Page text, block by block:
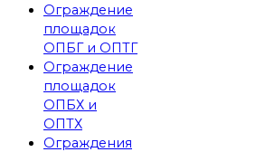
Ограждение
площадок
ОПБГ и ОПТГ
Ограждение
площадок
ОПБХ и
ОПТХ
Ограждения